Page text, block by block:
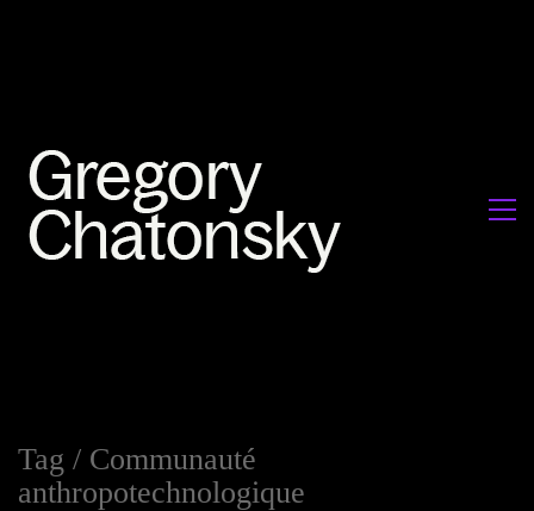
Tag / Communauté
anthropotechnologique